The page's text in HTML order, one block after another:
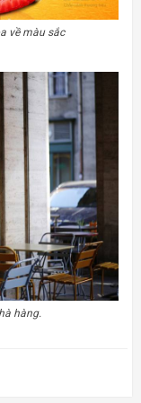
về màu sắc
hàng.